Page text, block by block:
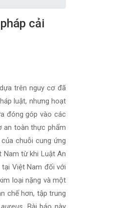
cải
trên nguy cơ đã
luật, nhưng hoạt
đóng góp vào các
an toàn thực phẩm
chuỗi cung ứng
Nam từ khi Luật An
Việt Nam đối với
loại nặng và một
chế hơn, tập trung